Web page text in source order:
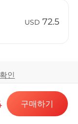
데
USD 72.5
인
구매하기